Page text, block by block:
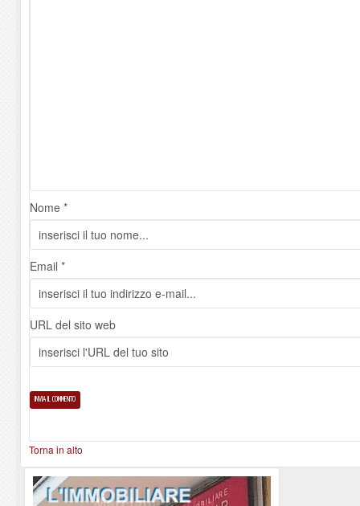
Nome *
Email *
URL del sito web
Torna in alto